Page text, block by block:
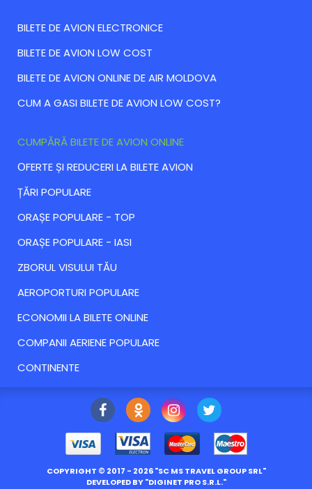
BILETE DE AVION ELECTRONICE
BILETE DE AVION LOW COST
BILETE DE AVION ONLINE DE AIR MOLDOVA
CUM A GASI BILETE DE AVION LOW COST?
CUMPĂRĂ BILETE DE AVION ONLINE
ОFERTE ȘI REDUCERI LA BILETE AVION
ȚĂRI POPULARE
ORAȘE POPULARE - TOP
ORAȘE POPULARE - IASI
ZBORUL VISULUI TĂU
AEROPORTURI POPULARE
ECONOMII LA BILETE ONLINE
COMPANII AERIENE POPULARE
CONTINENTE
COPYRIGHT © 2017 - 2026 "SC MS TRAVEL GROUP SRL"
DEVELOPED BY "DIGINET PRO S.R.L."